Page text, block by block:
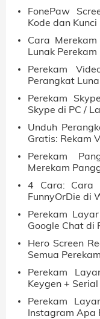
FonePaw
Kode dan
Cara
Lunak
Perekam
Perangkat
Perekam
Skype di PC /
Unduh
Gratis: Rekam
Perekam
Merekam
4 Cara: Cara
FunnyOrDie di
Perekam
Google Chat di
Hero Screen
Semua
Perekam
Keygen + Serial
Perekam
Instagram Apa